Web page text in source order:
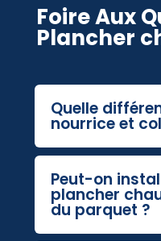
Foire Aux
Plancher
Quelle
nourrice et
Peut-on
plancher
du parquet ?